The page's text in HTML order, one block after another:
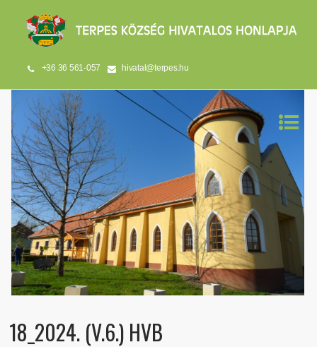
+36 36 561-057 hivatal@terpes.hu
18_2024. (V.6.) HVB